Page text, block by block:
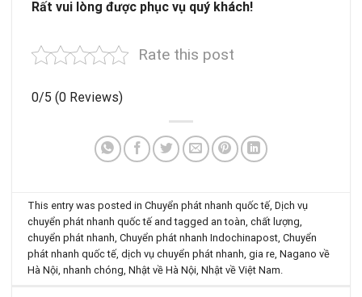
Rất vui lòng được phục vụ quý khách!
Rate this post
0/5 (0 Reviews)
This entry was posted inChuyển phát nhanh quốc tế,Dịch vụ
chuyển phát nhanh quốc tế and tagged an toàn,chất lượng,
chuyển phát nhanh,Chuyển phát nhanh Indochinapost,Chuyển
phát nhanh quốc tế,dịch vụ chuyển phát nhanh,gia re,Nagano về
Hà Nội,nhanh chóng,Nhật về Hà Nội,Nhật về Việt Nam.